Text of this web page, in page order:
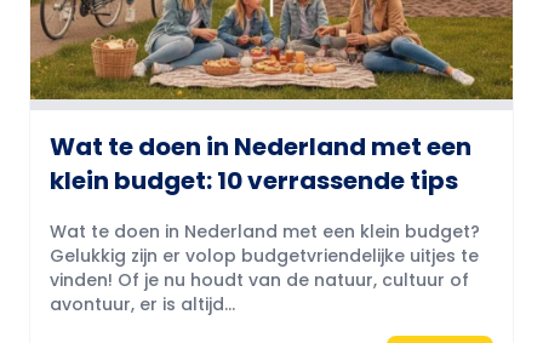
Wat te doen in Nederland met een
klein budget: 10 verrassende tips
Wat te doen in Nederland met een klein budget?
Gelukkig zijn er volop budgetvriendelijke uitjes te
vinden! Of je nu houdt van de natuur, cultuur of
avontuur, er is altijd...